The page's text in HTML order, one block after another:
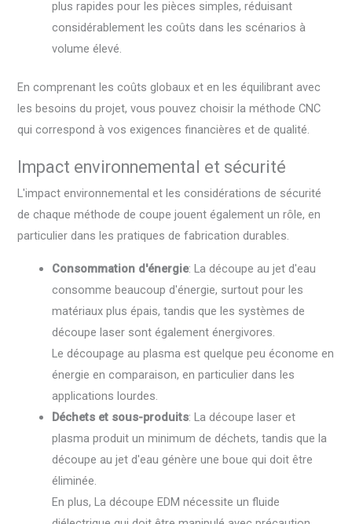
plus rapides pour les pièces simples, réduisant
considérablement les coûts dans les scénarios à
volume élevé.
En comprenant les coûts globaux et en les équilibrant avec
les besoins du projet, vous pouvez choisir la méthode CNC
qui correspond à vos exigences financières et de qualité.
Impact environnemental et sécurité
L'impact environnemental et les considérations de sécurité
de chaque méthode de coupe jouent également un rôle, en
particulier dans les pratiques de fabrication durables.
Consommation d'énergie: La découpe au jet d'eau
consomme beaucoup d'énergie, surtout pour les
matériaux plus épais, tandis que les systèmes de
découpe laser sont également énergivores.
Le découpage au plasma est quelque peu économe en
énergie en comparaison, en particulier dans les
applications lourdes.
Déchets et sous-produits: La découpe laser et
plasma produit un minimum de déchets, tandis que la
découpe au jet d'eau génère une boue qui doit être
éliminée.
En plus, La découpe EDM nécessite un fluide